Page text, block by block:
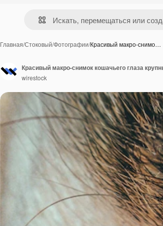
Главная/Стоковый/Фотографии/Красивый макро-снимо…
wirestock